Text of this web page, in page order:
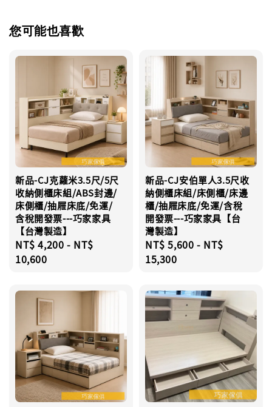
您可能也喜歡
新品-CJ克蘿米3.5尺/5尺
收納側櫃床組/ABS封邊/
床側櫃/抽屜床底/免運/
含稅開發票---巧家家具
【台灣製造】
Regular
price
NT$ 4,200 - NT$
10,600
新品-CJ安伯單人3.5尺收
納側櫃床組/床側櫃/床邊
櫃/抽屜床底/免運/含稅
開發票---巧家家具【台
灣製造】
Regular
price
NT$ 5,600 - NT$
15,300